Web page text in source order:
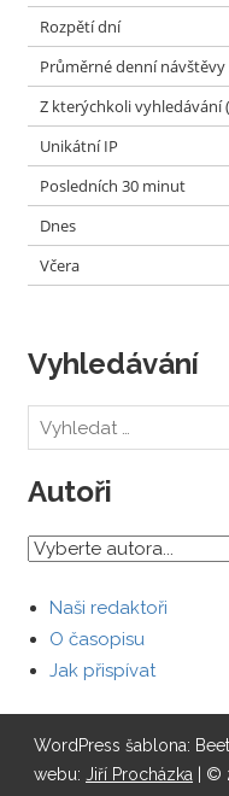
Rozpětí dní
Průměrné denní
Z kterýchkoli vyhledávání
Unikátní IP
Posledních 30 minut
Dnes
Včera
Vyhledávání
Autoři
Naši redaktoři
O časopisu
Jak přispívat
WordPress šablona:
webu: Jiří Procházka | ©